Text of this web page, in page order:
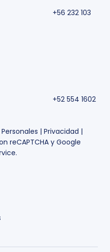
+56 232 103
+52 554 1602
| Privacidad |
reCAPTCHA y Google
.